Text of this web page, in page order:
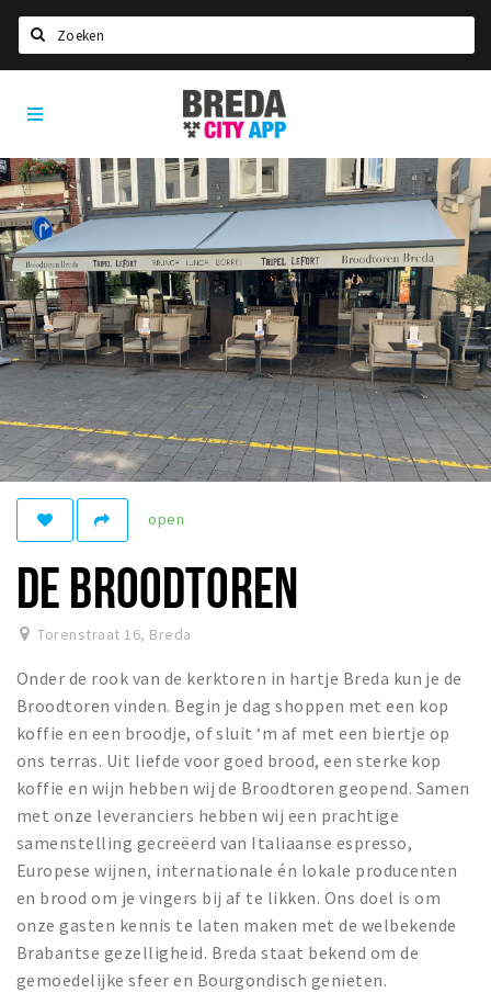
Home
Agenda
Deals
Party pics
Nieuws, interviews & blogs
Eten
Drinken
Slapen
Recreatief
Winkels
Winkelgebieden
Bezienswaardigheden
Musea, theaters & podia
Uitjes & activiteiten
Toeristische routes
Natuurgebieden
Baroniepoorten
Sport
Privacy
Inloggen
Breda
City
App
open
DE BROODTOREN
Torenstraat 16, Breda
Onder de rook van de kerktoren in hartje Breda kun je de
Broodtoren vinden. Begin je dag shoppen met een kop
koffie en een broodje, of sluit ‘m af met een biertje op
ons terras. Uit liefde voor goed brood, een sterke kop
koffie en wijn hebben wij de Broodtoren geopend. Samen
met onze leveranciers hebben wij een prachtige
samenstelling gecreëerd van Italiaanse espresso,
Europese wijnen, internationale én lokale producenten
en brood om je vingers bij af te likken. Ons doel is om
onze gasten kennis te laten maken met de welbekende
Brabantse gezelligheid. Breda staat bekend om de
gemoedelijke sfeer en Bourgondisch genieten.